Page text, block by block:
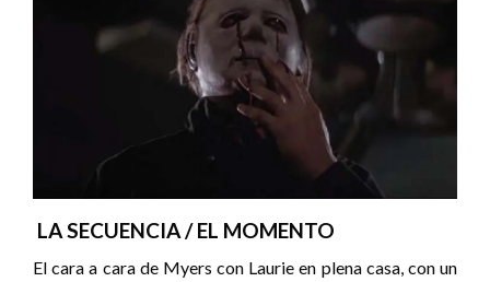
LA SECUENCIA / EL MOMENTO
El cara a cara de Myers con Laurie en plena casa, con un